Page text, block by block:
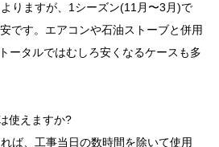
りますが、1シーズン(11月〜3月)で
です。エアコンや石油ストーブと併用
ータルではむしろ安くなるケースも多
使えますか?
ば、工事当日の数時間を除いて使用